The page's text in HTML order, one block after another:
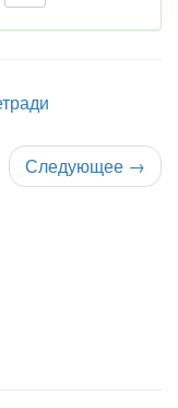
Следующее →